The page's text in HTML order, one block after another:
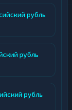
рубль
рубль
рубль